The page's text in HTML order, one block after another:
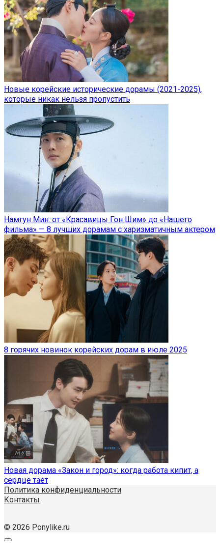
Новые корейские исторические дорамы (2021-2025),
которые никак нельзя пропустить
Намгун Мин: от «Красавицы Гон Шим» до «Нашего
фильма» — 8 лучших дорамам с харизматичным актером
8 горячих новинок корейских дорам в июле 2025
Новая дорама «Закон и город»: когда работа кипит, а
сердце тает
Политика конфиденциальности
Контакты
© 2026 Ponylike.ru